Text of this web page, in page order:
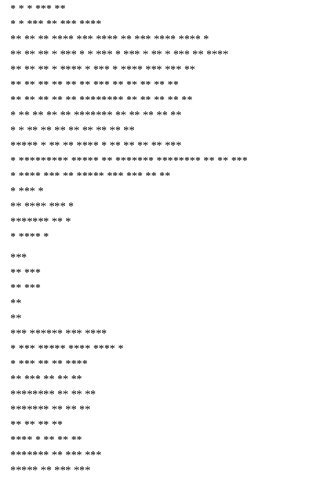
* * * *** **
* * *** ** *** ****
** ** ** **** *** **** ** *** **** **** *
** ** ** * *** * * *** * *** * ** * *** ** ****
** ** ** * **** * *** * **** *** *** **
** ** ** ** ** ** *** ** ** ** ** **
** ** ** ** ** ******** ** ** ** ** **
* ** ** ** ** ******* ** ** ** ** **
* * ** ** ** ** ** ** ** **
***** * ** ** **** * ** ** ** ** ***
* ********* ***** ** ******* ******** ** ** ***
* **** *** ** ***** *** *** ** **
* *** *
** **** *** *
******* ** *
* **** *
***
** ***
** ***
**
**
*** ****** *** ****
* *** ***** **** **** *
* *** ** ** ****
** *** ** ** **
******** ** ** **
******* ** ** **
** ** ** **
**** * ** ** **
******* ** *** ***
***** ** *** ***